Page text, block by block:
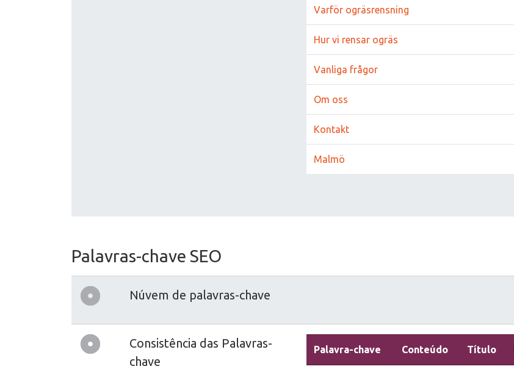
Varför ogräsrensning
Hur vi rensar ogräs
Vanliga frågor
Om oss
Kontakt
Malmö
Palavras-chave SEO
Núvem de palavras-chave
Consistência das Palavras-
chave
Palavra-chave Conteúdo Título